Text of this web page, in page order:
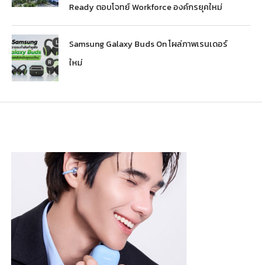
Ready ตอบโจทย์ Workforce องค์กรยุคใหม่
Samsung Galaxy Buds On โผล่ภาพเรนเดอร์
ใหม่